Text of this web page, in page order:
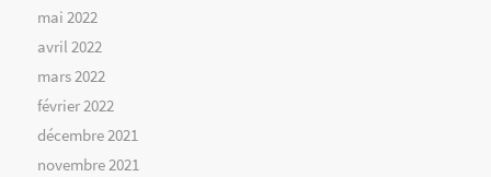
mai 2022
avril 2022
mars 2022
février 2022
décembre 2021
novembre 2021